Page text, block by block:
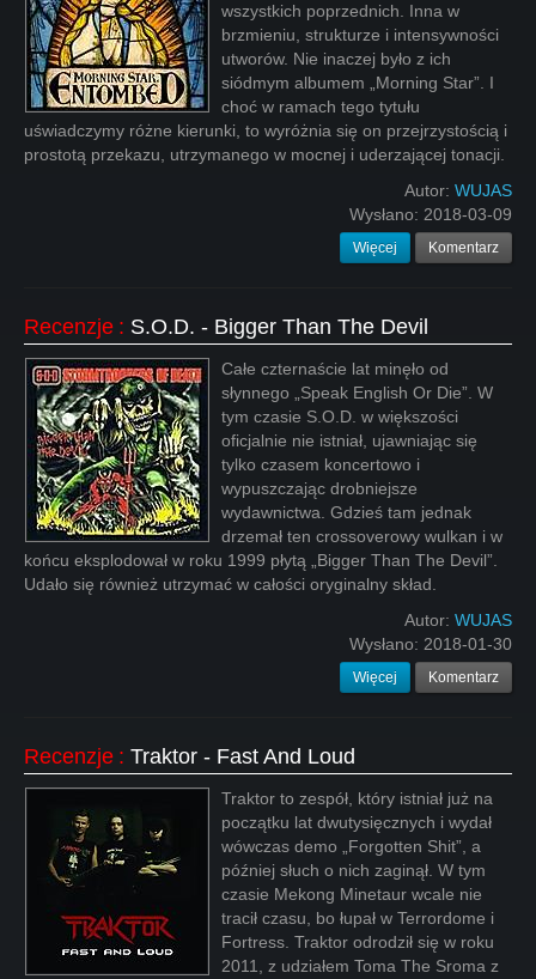
wszystkich poprzednich. Inna w
brzmieniu, strukturze i intensywności
utworów. Nie inaczej było z ich
siódmym albumem „Morning Star”. I
choć w ramach tego tytułu
uświadczymy różne kierunki, to wyróżnia się on przejrzystością i
prostotą przekazu, utrzymanego w mocnej i uderzającej tonacji.
Autor: WUJAS
Wysłano: 2018-03-09
Więcej Komentarz
Recenzje : S.O.D. - Bigger Than The Devil
Całe czternaście lat minęło od
słynnego „Speak English Or Die”. W
tym czasie S.O.D. w większości
oficjalnie nie istniał, ujawniając się
tylko czasem koncertowo i
wypuszczając drobniejsze
wydawnictwa. Gdzieś tam jednak
drzemał ten crossoverowy wulkan i w
końcu eksplodował w roku 1999 płytą „Bigger Than The Devil”.
Udało się również utrzymać w całości oryginalny skład.
Autor: WUJAS
Wysłano: 2018-01-30
Więcej Komentarz
Recenzje : Traktor - Fast And Loud
Traktor to zespół, który istniał już na
początku lat dwutysięcznych i wydał
wówczas demo „Forgotten Shit”, a
później słuch o nich zaginął. W tym
czasie Mekong Minetaur wcale nie
tracił czasu, bo łupał w Terrordome i
Fortress. Traktor odrodził się w roku
2011, z udziałem Toma The Sroma z